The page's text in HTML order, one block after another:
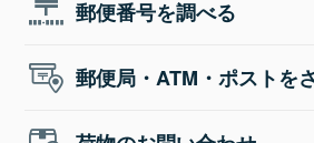
郵便番号を調べる
郵便局・ATM・ポストを